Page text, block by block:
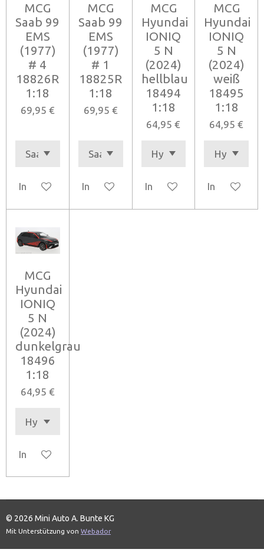
MCG
Saab 99
EMS
(1977)
# 4
18826R
1:18
69,95 €
In den Warenkorb
MCG
Saab 99
EMS
(1977)
# 1
18825R
1:18
69,95 €
In den Warenkorb
MCG
Hyundai
IONIQ
5 N
(2024)
hellblau
18494
1:18
64,95 €
In den Warenkorb
MCG
Hyundai
IONIQ
5 N
(2024)
weiß
18495
1:18
64,95 €
In den
MCG
Hyundai
IONIQ
5 N
(2024)
dunkelgrau
18496
1:18
64,95 €
In den Warenkorb
© 2026 Mini Auto A. Bunte KG
Mit Unterstützung von Webador